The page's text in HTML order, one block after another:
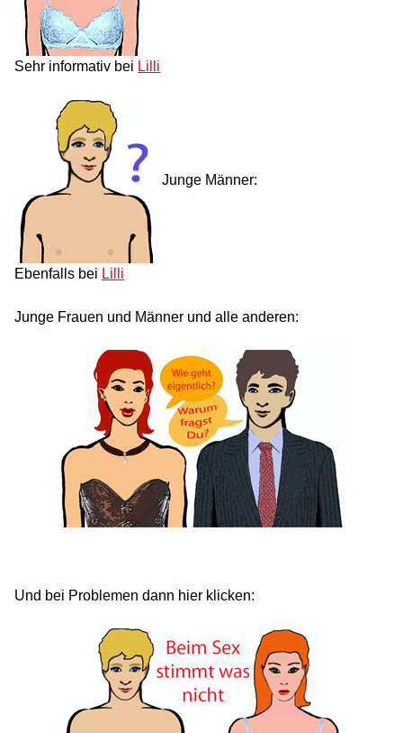
Sehr informativ bei Lilli
Junge Männer:
Ebenfalls bei Lilli
Junge Frauen und Männer und alle anderen:
Und bei Problemen dann hier klicken: